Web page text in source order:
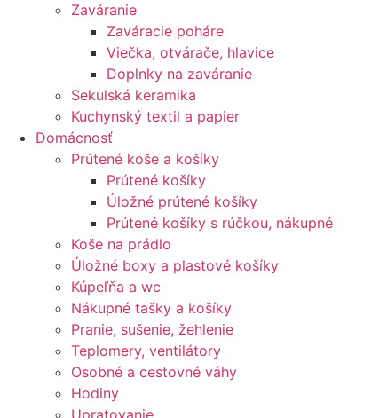
Zaváranie
Zaváracie poháre
Viečka, otvárače, hlavice
Doplnky na zaváranie
Sekulská keramika
Kuchynský textil a papier
Domácnosť
Prútené koše a košíky
Prútené košíky
Úložné prútené košíky
Prútené košíky s rúčkou, nákupné
Koše na prádlo
Úložné boxy a plastové košíky
Kúpeľňa a wc
Nákupné tašky a košíky
Pranie, sušenie, žehlenie
Teplomery, ventilátory
Osobné a cestovné váhy
Hodiny
Upratovanie